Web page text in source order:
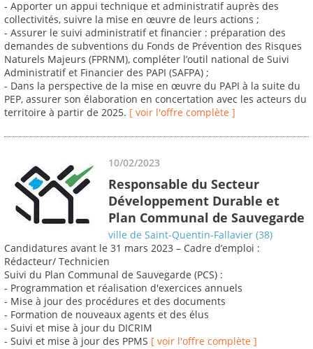
- Apporter un appui technique et administratif auprès des
collectivités, suivre la mise en œuvre de leurs actions ;
- Assurer le suivi administratif et financier : préparation des
demandes de subventions du Fonds de Prévention des Risques
Naturels Majeurs (FPRNM), compléter l’outil national de Suivi
Administratif et Financier des PAPI (SAFPA) ;
- Dans la perspective de la mise en œuvre du PAPI à la suite du
PEP, assurer son élaboration en concertation avec les acteurs du
territoire à partir de 2025. [ voir l'offre complète ]
10/02/2023
Responsable du Secteur
Développement Durable et
Plan Communal de Sauvegarde
ville de Saint-Quentin-Fallavier (38)
Candidatures avant le 31 mars 2023 – Cadre d’emploi :
Rédacteur/ Technicien
Suivi du Plan Communal de Sauvegarde (PCS) :
- Programmation et réalisation d'exercices annuels
- Mise à jour des procédures et des documents
- Formation de nouveaux agents et des élus
- Suivi et mise à jour du DICRIM
- Suivi et mise à jour des PPMS [ voir l'offre complète ]